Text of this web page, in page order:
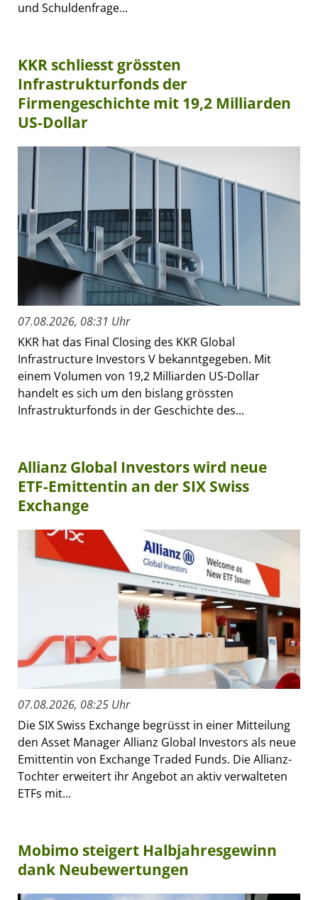
und Schuldenfrage...
KKR schliesst grössten
Infrastrukturfonds der
Firmengeschichte mit 19,2 Milliarden
US-Dollar
07.08.2026, 08:31 Uhr
KKR hat das Final Closing des KKR Global
Infrastructure Investors V bekanntgegeben. Mit
einem Volumen von 19,2 Milliarden US-Dollar
handelt es sich um den bislang grössten
Infrastrukturfonds in der Geschichte des...
Allianz Global Investors wird neue
ETF-Emittentin an der SIX Swiss
Exchange
07.08.2026, 08:25 Uhr
Die SIX Swiss Exchange begrüsst in einer Mitteilung
den Asset Manager Allianz Global Investors als neue
Emittentin von Exchange Traded Funds. Die Allianz-
Tochter erweitert ihr Angebot an aktiv verwalteten
ETFs mit...
Mobimo steigert Halbjahresgewinn
dank Neubewertungen